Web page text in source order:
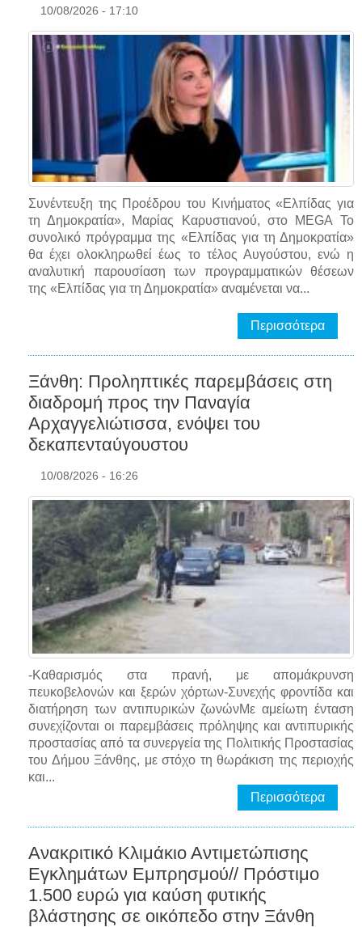
10/08/2026 - 17:10
Συνέντευξη της Προέδρου του Κινήματος «Ελπίδας για
τη Δημοκρατία», Μαρίας Καρυστιανού, στο MEGA Το
συνολικό πρόγραμμα της «Ελπίδας για τη Δημοκρατία»
θα έχει ολοκληρωθεί έως το τέλος Αυγούστου, ενώ η
αναλυτική παρουσίαση των προγραμματικών θέσεων
της «Ελπίδας για τη Δημοκρατία» αναμένεται να...
Περισσότερα
Ξάνθη: Προληπτικές παρεμβάσεις στη
διαδρομή προς την Παναγία
Αρχαγγελιώτισσα, ενόψει του
δεκαπενταύγουστου
10/08/2026 - 16:26
-Καθαρισμός στα πρανή, με απομάκρυνση
πευκοβελονών και ξερών χόρτων-Συνεχής φροντίδα και
διατήρηση των αντιπυρικών ζωνώνΜε αμείωτη ένταση
συνεχίζονται οι παρεμβάσεις πρόληψης και αντιπυρικής
προστασίας από τα συνεργεία της Πολιτικής Προστασίας
του Δήμου Ξάνθης, με στόχο τη θωράκιση της περιοχής
και...
Περισσότερα
Ανακριτικό Κλιμάκιο Αντιμετώπισης
Εγκλημάτων Εμπρησμού// Πρόστιμο
1.500 ευρώ για καύση φυτικής
βλάστησης σε οικόπεδο στην Ξάνθη